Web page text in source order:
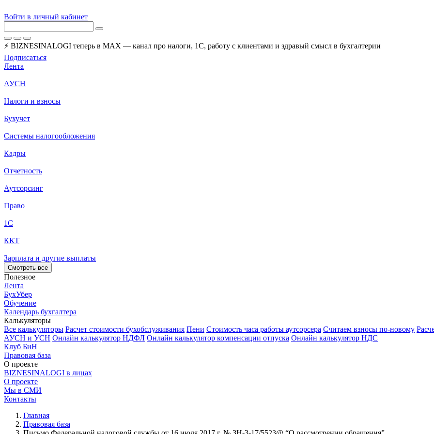
Войти в личный кабинет
⚡ BIZNESINALOGI теперь в MAX — канал про налоги, 1С, работу с клиентами и здравый смысл в бухгалтерии
Подписаться
Лента
АУСН
Налоги и взносы
Бухучет
Системы налогообложения
Кадры
Отчетность
Аутсорсинг
Право
1С
ККТ
Зарплата и другие выплаты
Смотреть все
Полезное
Лента
БухУбер
Обучение
Календарь бухгалтера
Калькуляторы
Все калькуляторы Расчет стоимости бухобслуживания Пени Стоимость часа работы аутсорсера Считаем взносы по-новому
АУСН и УСН Онлайн калькулятор НДФЛ Онлайн калькулятор компенсации отпуска Онлайн калькулятор НДС
Клуб БиН
Правовая база
О проекте
BIZNESINALOGI в лицах
О проекте
Мы в СМИ
Контакты
Главная
Правовая база